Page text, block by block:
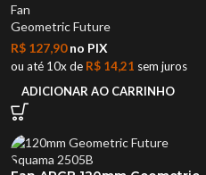
Fan
Geometric Future
R$ 127,90no PIX
ou até 10x de R$ 14,21 sem juros
ADICIONAR AO CARRINHO